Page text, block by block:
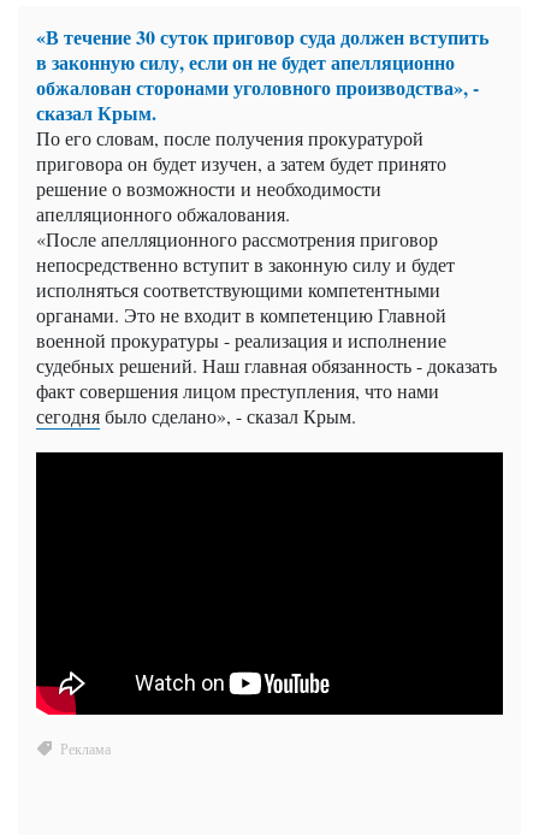
«В течение 30 суток приговор суда должен вступить
в законную силу, если он не будет апелляционно
обжалован сторонами уголовного производства», -
сказал Крым.
По его словам, после получения прокуратурой
приговора он будет изучен, а затем будет принято
решение о возможности и необходимости
апелляционного обжалования.
«После апелляционного рассмотрения приговор
непосредственно вступит в законную силу и будет
исполняться соответствующими компетентными
органами. Это не входит в компетенцию Главной
военной прокуратуры - реализация и исполнение
судебных решений. Наш главная обязанность - доказать
факт совершения лицом преступления, что нами
сегоднябыло сделано», - сказал Крым.